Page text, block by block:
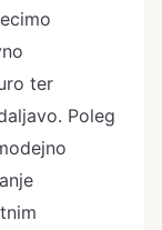
ter
Poleg